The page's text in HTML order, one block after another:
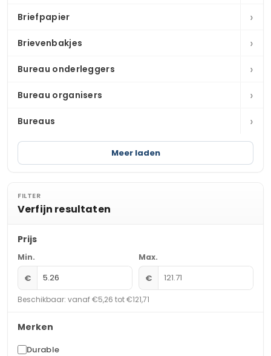
Briefpapier ›
Brievenbakjes ›
Bureau onderleggers ›
Bureau organisers ›
Bureaus ›
Meer laden
FILTER
Verfijn resultaten
Prijs
Min.
€
Max.
€
Beschikbaar: vanaf €5,26 tot €121,71
Merken
Durable